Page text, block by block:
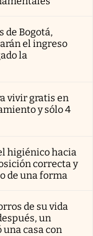
de Bogotá,
el ingreso
la
vivir gratis en
y sólo 4
higiénico hacia
correcta y
de una forma
de su vida
un
casa con